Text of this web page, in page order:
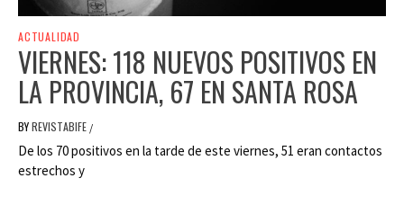
ACTUALIDAD
VIERNES: 118 NUEVOS POSITIVOS EN
LA PROVINCIA, 67 EN SANTA ROSA
BYREVISTABIFE /
De los 70 positivos en la tarde de este viernes, 51 eran contactos
estrechos y